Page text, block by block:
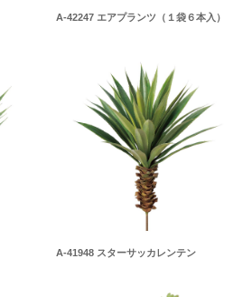
A-42247 エアプランツ（１袋６本入）
A-41948 スターサッカレンテン